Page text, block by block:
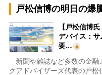
戸松信博の明日の爆
【戸松信博
デバイス：
要…
新聞や雑誌など多数の金融
クアドバイザーズ代表の戸松